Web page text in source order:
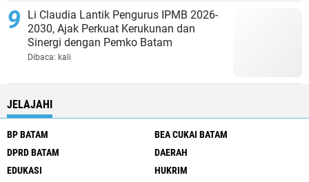
Li Claudia Lantik Pengurus IPMB 2026-
2030, Ajak Perkuat Kerukunan dan
Sinergi dengan Pemko Batam
Dibaca: kali
JELAJAHI
BP BATAM
BEA CUKAI BATAM
DPRD BATAM
DAERAH
EDUKASI
HUKRIM